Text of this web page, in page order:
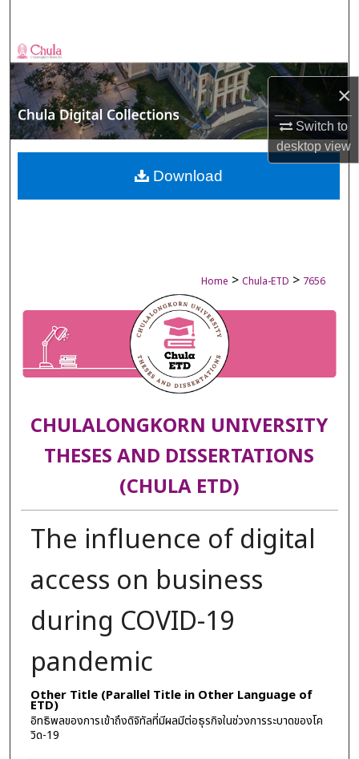
×
Switch to
desktopview
Browse Collections
My Account
About
Digital Commons Network™
Home > Chula-ETD > 7656
CHULALONGKORN UNIVERSITY
THESES AND DISSERTATIONS
(CHULA ETD)
The influence of digital
access on business
during COVID-19
pandemic
Other Title (Parallel Title in Other Language of
ETD)
อิทธิพลของการเข้าถึงดิจิทัลที่มีผลมีต่อธุรกิจในช่วงการระบาดของโค
วิด-19
Download